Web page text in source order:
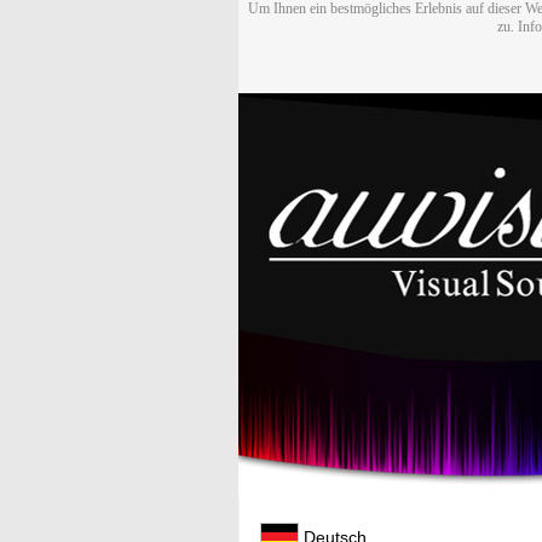
Um Ihnen ein bestmögliches Erlebnis auf dieser
zu.
Deutsch